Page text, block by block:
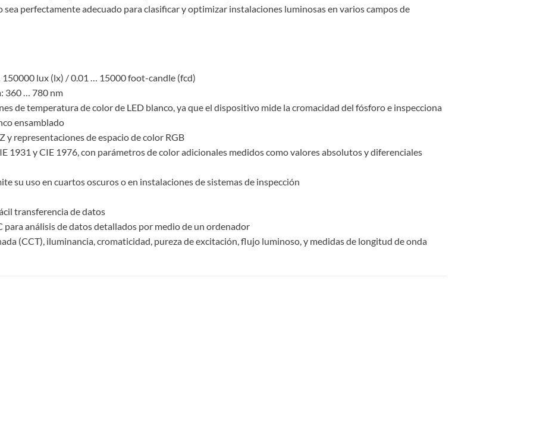
perfectamente adecuado para clasificar y optimizar instalaciones luminosas en varios campos de
150000 lux (lx) / 0.01 … 15000 foot-candle (fcd)
360 … 780 nm
de temperatura de color de LED blanco, ya que el dispositivo mide la cromacidad del fósforo e inspecciona
ensamblado
y representaciones de espacio de color RGB
1931 y CIE 1976, con parámetros de color adicionales medidos como valores absolutos y diferenciales
su uso en cuartos oscuros o en instalaciones de sistemas de inspección
transferencia de datos
para análisis de datos detallados por medio de un ordenador
(CCT), iluminancia, cromaticidad, pureza de excitación, flujo luminoso, y medidas de longitud de onda